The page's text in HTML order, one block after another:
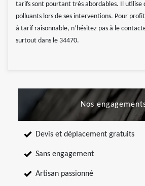
tarifs sont pourtant très abordables. Il utilise
polluants lors de ses interventions. Pour
à tarif raisonnable, n’hésitez pas à le
surtout dans le 34470.
Nos
Devis et déplacement gratuits
Sans engagement
Artisan passionné